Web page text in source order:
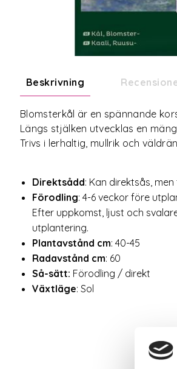
Beskrivning
Blomsterkål är en spännande
Längs stjälken utvecklas en
Trivs i lerhaltig, mullrik och
Direktsådd: Kan direktsås,
Förodling: 4-6 veckor före
Efter uppkomst, ljust och
utplantering.
Plantavstånd cm: 40-45
Radavstånd cm: 60
Så-sätt: Förodling / direkt
Växtläge: Sol